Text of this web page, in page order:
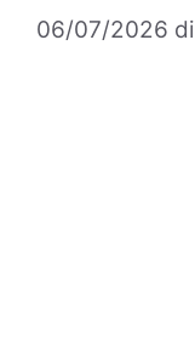
06/07/2026 di